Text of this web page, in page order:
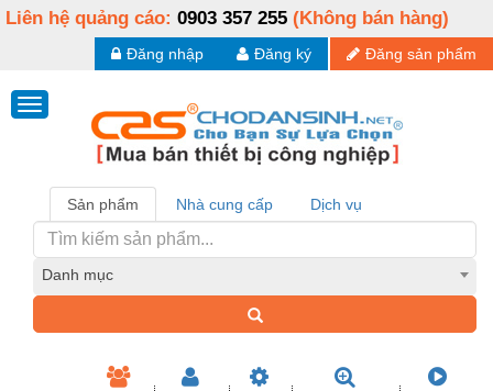
Liên hệ quảng cáo: 0903 357 255 (Không bán hàng)
Đăng sản phẩm
Đăng ký
Đăng nhập
Sản phẩm Nhà cung cấp Dịch vụ
Danh mục